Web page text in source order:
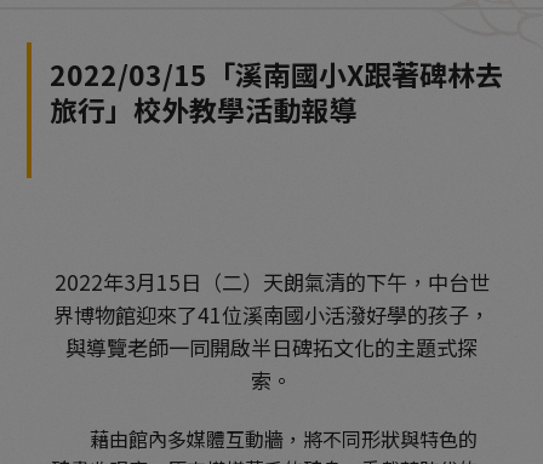
2022/03/15「溪南國小X跟著碑林去
旅行」校外教學活動報導
2022年3月15日（二）天朗氣清的下午，中台世
界博物館迎來了41位溪南國小活潑好學的孩子，
與導覽老師一同開啟半日碑拓文化的主題式探
索。
藉由館內多媒體互動牆，將不同形狀與特色的